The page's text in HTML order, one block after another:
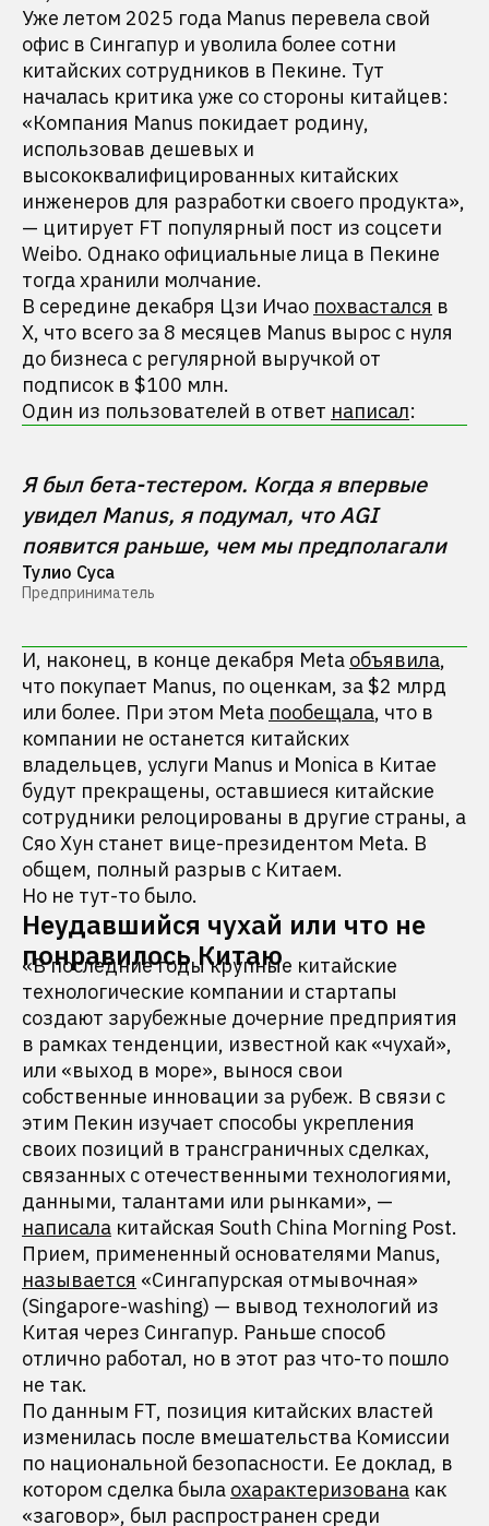
Уже летом 2025 года Manus перевела свой
офис в Сингапур и уволила более сотни
китайских сотрудников в Пекине. Тут
началась критика уже со стороны китайцев:
«Компания Manus покидает родину,
использовав дешевых и
высококвалифицированных китайских
инженеров для разработки своего продукта»,
— цитирует FT популярный пост из соцсети
Weibo. Однако официальные лица в Пекине
тогда хранили молчание.
В середине декабря Цзи Ичао похвастался в
X, что всего за 8 месяцев Manus вырос с нуля
до бизнеса с регулярной выручкой от
подписок в $100 млн.
Один из пользователей в ответ написал:
Я был бета-тестером. Когда я впервые
увидел Manus, я подумал, что AGI
появится раньше, чем мы предполагали
Тулио Суса
Предприниматель
И, наконец, в конце декабря Meta объявила,
что покупает Manus, по оценкам, за $2 млрд
или более. При этом Meta пообещала, что в
компании не останется китайских
владельцев, услуги Manus и Monica в Китае
будут прекращены, оставшиеся китайские
сотрудники релоцированы в другие страны, а
Сяо Хун станет вице-президентом Meta. В
общем, полный разрыв с Китаем.
Но не тут-то было.
Неудавшийся чухай или что не
понравилось Китаю
«В последние годы крупные китайские
технологические компании и стартапы
создают зарубежные дочерние предприятия
в рамках тенденции, известной как «чухай»,
или «выход в море», вынося свои
собственные инновации за рубеж. В связи с
этим Пекин изучает способы укрепления
своих позиций в трансграничных сделках,
связанных с отечественными технологиями,
данными, талантами или рынками», —
написала китайская South China Morning Post.
Прием, примененный основателями Manus,
называется «Сингапурская отмывочная»
(Singapore-washing) — вывод технологий из
Китая через Сингапур. Раньше способ
отлично работал, но в этот раз что-то пошло
не так.
По данным FT, позиция китайских властей
изменилась после вмешательства Комиссии
по национальной безопасности. Ее доклад, в
котором сделка была охарактеризована как
«заговор», был распространен среди